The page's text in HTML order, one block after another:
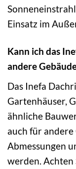
Einsatz im
Kann ich das
andere
Das Inefa
Gartenhäuser,
ähnliche
auch für
Abmessungen
werden. Achten